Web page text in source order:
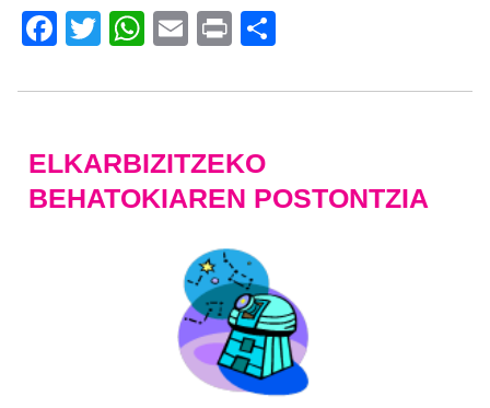
Facebook
Twitter
WhatsApp
Email
PrintShare
ELKARBIZITZEKO
BEHATOKIAREN POSTONTZIA